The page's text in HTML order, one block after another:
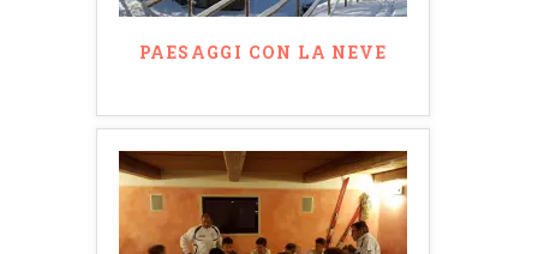
PAESAGGI CON LA NEVE